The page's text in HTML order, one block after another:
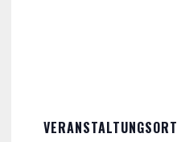
VERANSTALTUNGSORT